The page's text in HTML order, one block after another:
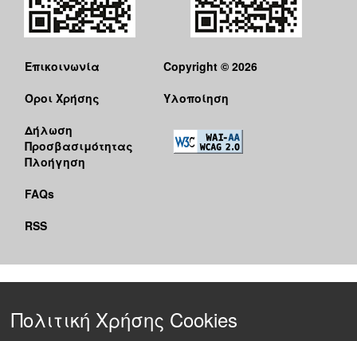
Επικοινωνία
Όροι Χρήσης
Δήλωση
Προσβασιμότητας
Πλοήγηση
FAQs
RSS
Copyright © 2026
Υλοποίηση
Πολιτική Χρήσης Cookies